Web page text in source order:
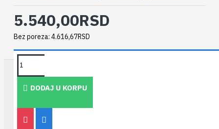
5.540,00RSD
Bez poreza: 4.616,67RSD
DODAJ U KORPU
TAKOĐE PREPORUČUJEMO